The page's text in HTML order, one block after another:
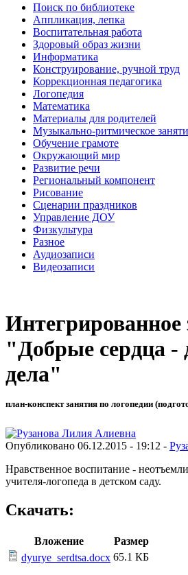
Поиск по библиотеке
Аппликация, лепка
Воспитательная работа
Здоровый образ жизни
Информатика
Конструирование, ручной труд
Коррекционная педагогика
Логопедия
Математика
Материалы для родителей
Музыкально-ритмическое
Обучение грамоте
Окружающий мир
Развитие речи
Региональный компонент
Рисование
Сценарии праздников
Управление ДОУ
Физкультура
Разное
Аудиозаписи
Видеозаписи
Интегрированное
"Добрые сердца -
дела"
план-конспект занятия по логопедии
Опубликовано 06.12.2015 - 19:12 -
Нравственное воспитание -
учителя-логопеда в детском саду.
Скачать:
Вложение
Размер
dyurye_serdtsa.docx 65.1 КБ